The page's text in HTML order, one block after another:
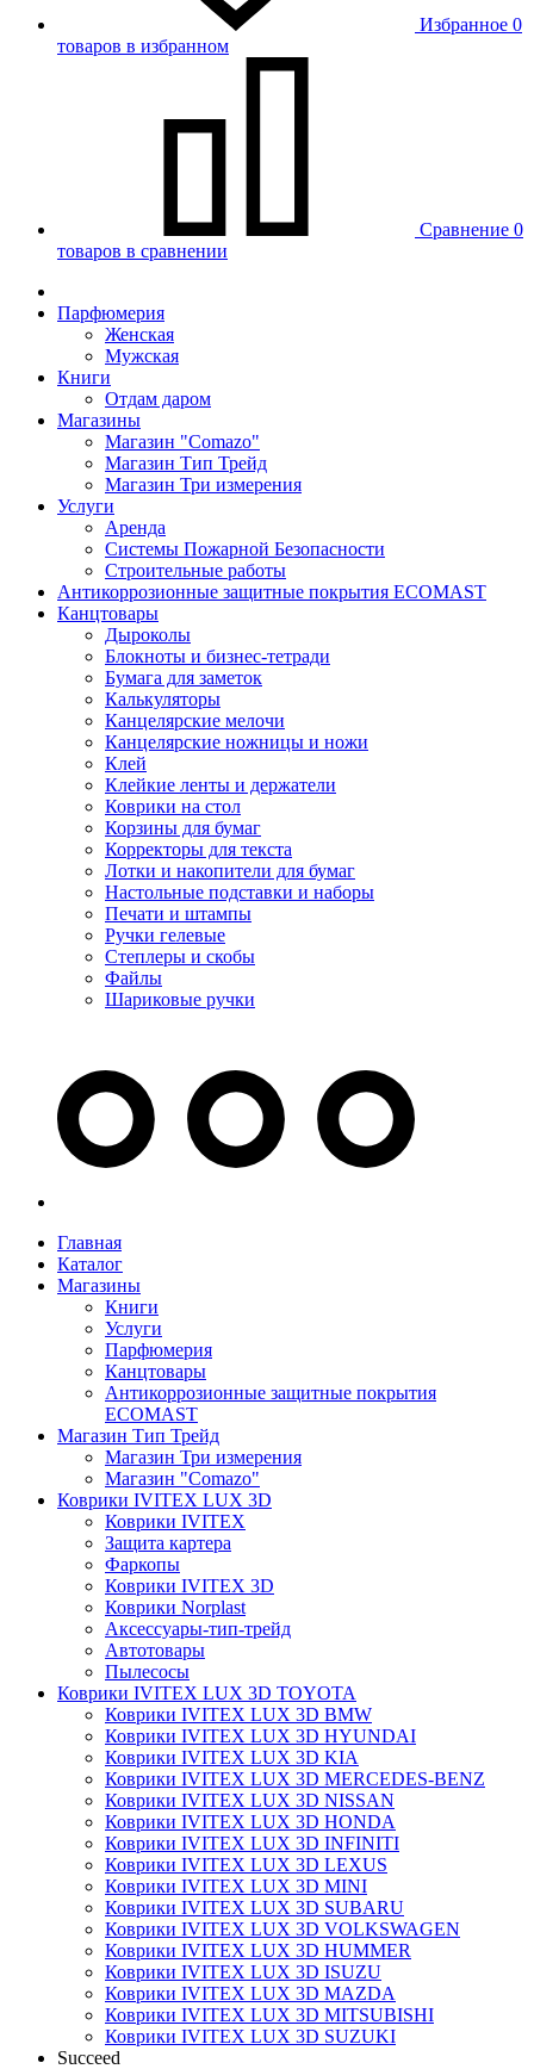
Избранное 0
товаров в избранном
Сравнение 0
товаров в сравнении
Парфюмерия
Женская
Мужская
Книги
Отдам даром
Магазины
Магазин "Comazo"
Магазин Тип Трейд
Магазин Три измерения
Услуги
Аренда
Системы Пожарной Безопасности
Строительные работы
Антикоррозионные защитные покрытия ECOMAST
Канцтовары
Дыроколы
Блокноты и бизнес-тетради
Бумага для заметок
Калькуляторы
Канцелярские мелочи
Канцелярские ножницы и ножи
Клей
Клейкие ленты и держатели
Коврики на стол
Корзины для бумаг
Корректоры для текста
Лотки и накопители для бумаг
Настольные подставки и наборы
Печати и штампы
Ручки гелевые
Степлеры и скобы
Файлы
Шариковые ручки
Главная
Каталог
Магазины
Книги
Услуги
Парфюмерия
Канцтовары
Антикоррозионные защитные покрытия
ECOMAST
Магазин Тип Трейд
Магазин Три измерения
Магазин "Comazo"
Коврики IVITEX LUX 3D
Коврики IVITEX
Защита картера
Фаркопы
Коврики IVITEX 3D
Коврики Norplast
Аксессуары-тип-трейд
Автотовары
Пылесосы
Коврики IVITEX LUX 3D TOYOTA
Коврики IVITEX LUX 3D BMW
Коврики IVITEX LUX 3D HYUNDAI
Коврики IVITEX LUX 3D KIA
Коврики IVITEX LUX 3D MERCEDES-BENZ
Коврики IVITEX LUX 3D NISSAN
Коврики IVITEX LUX 3D HONDA
Коврики IVITEX LUX 3D INFINITI
Коврики IVITEX LUX 3D LEXUS
Коврики IVITEX LUX 3D MINI
Коврики IVITEX LUX 3D SUBARU
Коврики IVITEX LUX 3D VOLKSWAGEN
Коврики IVITEX LUX 3D HUMMER
Коврики IVITEX LUX 3D ISUZU
Коврики IVITEX LUX 3D MAZDA
Коврики IVITEX LUX 3D MITSUBISHI
Коврики IVITEX LUX 3D SUZUKI
Succeed